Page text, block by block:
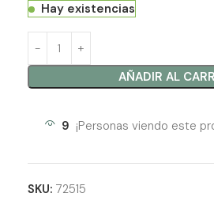
Hay existencias
AÑADIR AL
9 ¡Personas viendo este
SKU: 72515